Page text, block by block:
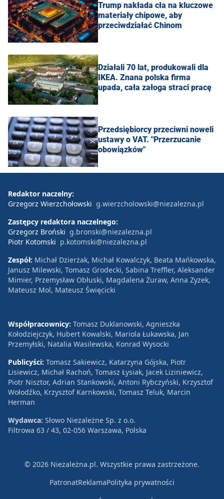
Trump nakłada cła na kluczowe
materiały chipowe, aby
przeciwdziałać Chinom
Działali 70 lat, produkowali dla
IKEA. Znana polska firma
upada, cała załoga straci pracę
Przedsiębiorcy przeciwni noweli
ustawy o VAT. "Przerzucanie
obowiązków"
Redaktor naczelny:
Grzegorz Wierzchołowski g.wierzcholowski@niezalezna.pl
Zastępcy redaktora naczelnego:
Grzegorz Broński g.bronski@niezalezna.pl
Piotr Kotomski p.kotomski@niezalezna.pl
Zespół: Michał Dzierżak, Michał Kowalczyk, Beata Mańkowska,
Janusz Milewski, Tomasz Grodecki, Sabina Treffler, Aleksander
Mimier, Przemysław Obłuski, Magdalena Żuraw, Anna Zyzek,
Mateusz Mol, Mateusz Święcicki
Współpracownicy: Tomasz Duklanowski, Agnieszka
Kołodziejczyk, Hubert Kowalski, Mariola Łukawska, Jan
Przemyłski, Natalia Wasilewska, Konrad Wysocki
Publicyści: Tomasz Sakiewicz, Katarzyna Gójska, Piotr
Lisiewicz, Michał Rachoń, Tomasz Łysiak, Jacek Liziniewicz,
Piotr Nisztor, Adrian Stankowski, Antoni Rybczyński, Krzysztof
Wołodźko, Krzysztof Karnkowski, Tomasz Teluk, Marcin
Herman
Wydawca: Słowo Niezależne Sp. z o.o.
Filtrowa 63 / 43, 02-056 Warszawa, Polska
© 2026 Niezależna.pl. Wszystkie prawa zastrzeżone.
PatronatReklamaPolityka prywatności